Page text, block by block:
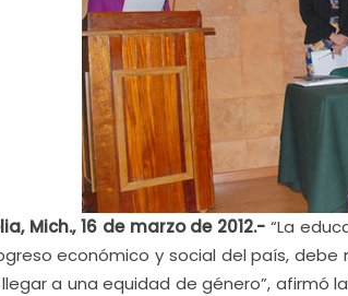
Mich., 16 de marzo de 2012.- “La
económico y social del país,
a una equidad de género”, afirmó